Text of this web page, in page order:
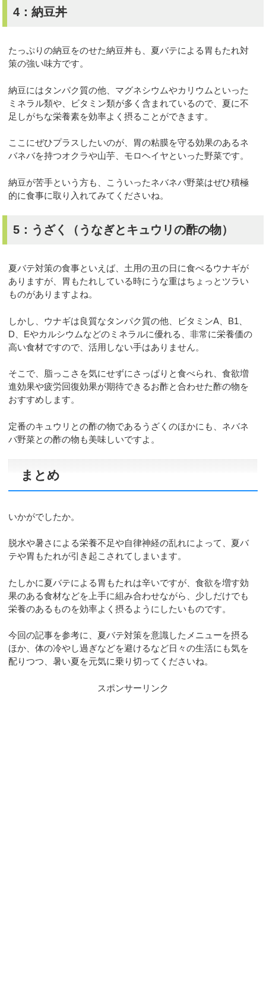
4：納豆丼
たっぷりの納豆をのせた納豆丼も、夏バテによる胃もたれ対
策の強い味方です。
納豆にはタンパク質の他、マグネシウムやカリウムといった
ミネラル類や、ビタミン類が多く含まれているので、夏に不
足しがちな栄養素を効率よく摂ることができます。
ここにぜひプラスしたいのが、胃の粘膜を守る効果のあるネ
バネバを持つオクラや山芋、モロヘイヤといった野菜です。
納豆が苦手という方も、こういったネバネバ野菜はぜひ積極
的に食事に取り入れてみてくださいね。
5：うざく（うなぎとキュウリの酢の物）
夏バテ対策の食事といえば、土用の丑の日に食べるウナギが
ありますが、胃もたれしている時にうな重はちょっとツラい
ものがありますよね。
しかし、ウナギは良質なタンパク質の他、ビタミンA、B1、
D、Eやカルシウムなどのミネラルに優れる、非常に栄養価の
高い食材ですので、活用しない手はありません。
そこで、脂っこさを気にせずにさっぱりと食べられ、食欲増
進効果や疲労回復効果が期待できるお酢と合わせた酢の物を
おすすめします。
定番のキュウリとの酢の物であるうざくのほかにも、ネバネ
バ野菜との酢の物も美味しいですよ。
まとめ
いかがでしたか。
脱水や暑さによる栄養不足や自律神経の乱れによって、夏バ
テや胃もたれが引き起こされてしまいます。
たしかに夏バテによる胃もたれは辛いですが、食欲を増す効
果のある食材などを上手に組み合わせながら、少しだけでも
栄養のあるものを効率よく摂るようにしたいものです。
今回の記事を参考に、夏バテ対策を意識したメニューを摂る
ほか、体の冷やし過ぎなどを避けるなど日々の生活にも気を
配りつつ、暑い夏を元気に乗り切ってくださいね。
スポンサーリンク